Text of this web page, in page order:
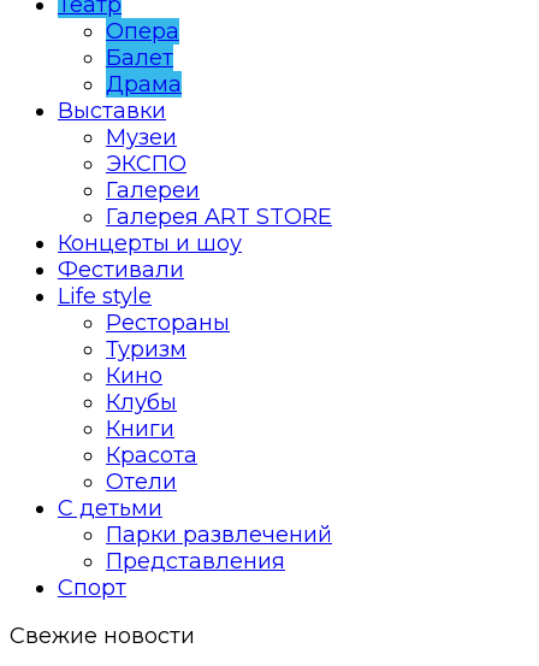
Опера
Балет
Драма
Выставки
Музеи
ЭКСПО
Галереи
Галерея ART STORE
Концерты и шоу
Фестивали
Life style
Рестораны
Туризм
Кино
Клубы
Книги
Красота
Отели
С детьми
Парки развлечений
Представления
Спорт
Свежие новости